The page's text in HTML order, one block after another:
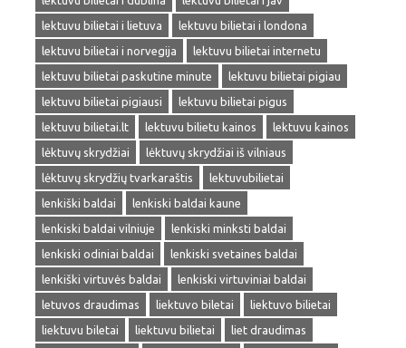
lektuvu bilietai i lietuva
lektuvu bilietai i londona
lektuvu bilietai i norvegija
lektuvu bilietai internetu
lektuvu bilietai paskutine minute
lektuvu bilietai pigiau
lektuvu bilietai pigiausi
lektuvu bilietai pigus
lektuvu bilietai.lt
lektuvu bilietu kainos
lektuvu kainos
lėktuvų skrydžiai
lėktuvų skrydžiai iš vilniaus
lėktuvų skrydžių tvarkaraštis
lektuvubilietai
lenkiški baldai
lenkiski baldai kaune
lenkiski baldai vilniuje
lenkiski minksti baldai
lenkiski odiniai baldai
lenkiski svetaines baldai
lenkiški virtuvės baldai
lenkiski virtuviniai baldai
letuvos draudimas
liektuvo biletai
liektuvo bilietai
liektuvu biletai
liektuvu bilietai
liet draudimas